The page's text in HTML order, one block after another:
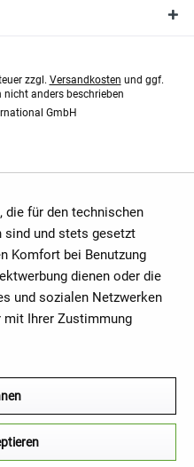
zzgl. Versandkosten und ggf.
nicht anders beschrieben
GmbH
die für den technischen
sind und stets gesetzt
Komfort bei Benutzung
dienen oder die
und sozialen Netzwerken
mit Ihrer Zustimmung